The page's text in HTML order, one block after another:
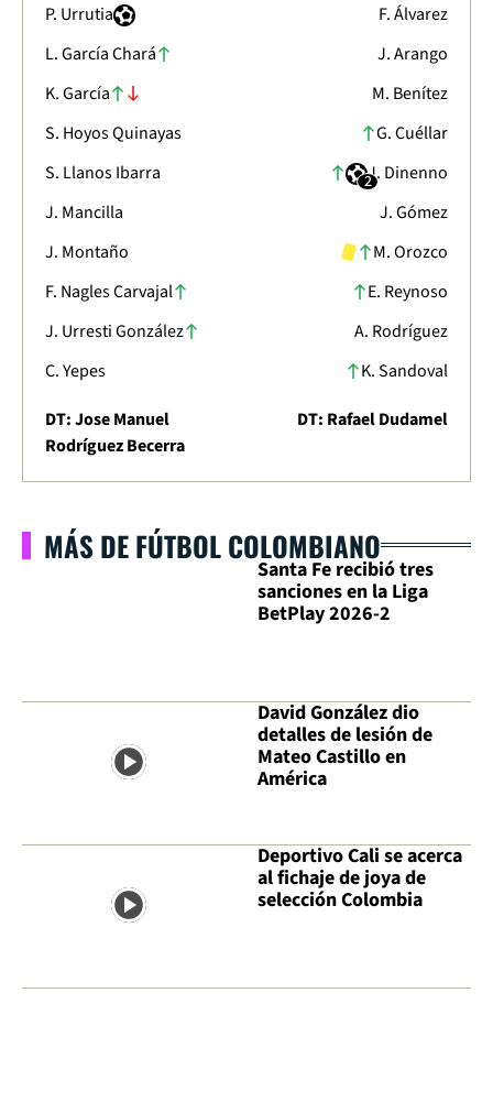
P. Urrutia
L. García Chará
K. García
S. Hoyos Quinayas
S. Llanos Ibarra
J. Mancilla
J. Montaño
F. Nagles Carvajal
J. Urresti González
C. Yepes
F. Álvarez
J. Arango
M. Benítez
G. Cuéllar
J. Dinenno
2
J. Gómez
M. Orozco
E. Reynoso
A. Rodríguez
K. Sandoval
DT: Jose Manuel
Rodríguez Becerra
DT: Rafael Dudamel
MÁS DE FÚTBOL COLOMBIANO
Santa Fe recibió tres
sanciones en la Liga
BetPlay 2026-2
David González dio
detalles de lesión de
Mateo Castillo en
América
Deportivo Cali se acerca
al fichaje de joya de
selección Colombia